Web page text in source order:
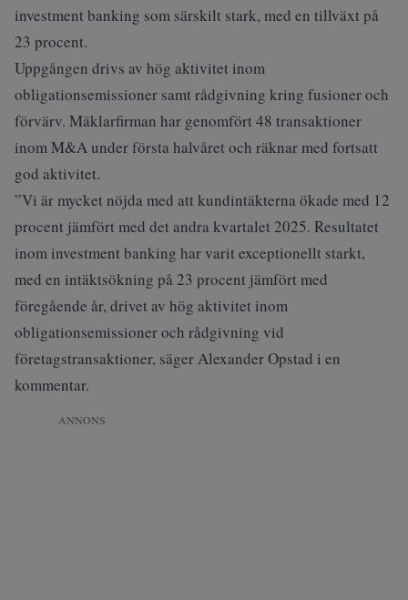
investment banking som särskilt stark, med en tillväxt på
23 procent.
Uppgången drivs av hög aktivitet inom
obligationsemissioner samt rådgivning kring fusioner och
förvärv. Mäklarfirman har genomfört 48 transaktioner
inom M&A under första halvåret och räknar med fortsatt
god aktivitet.
”Vi är mycket nöjda med att kundintäkterna ökade med 12
procent jämfört med det andra kvartalet 2025. Resultatet
inom investment banking har varit exceptionellt starkt,
med en intäktsökning på 23 procent jämfört med
föregående år, drivet av hög aktivitet inom
obligationsemissioner och rådgivning vid
företagstransaktioner, säger Alexander Opstad i en
kommentar.
ANNONS